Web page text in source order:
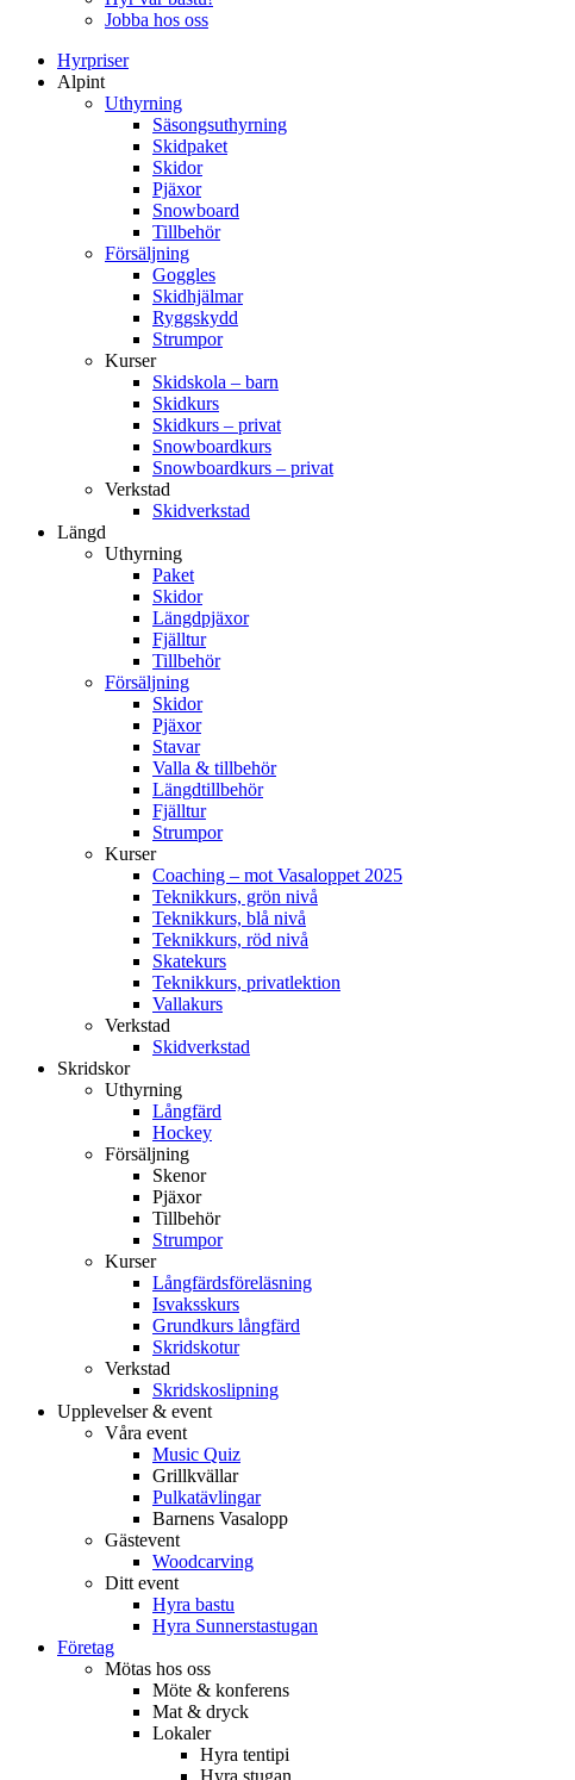
Jobba hos oss
Hyrpriser
Alpint
Uthyrning
Säsongsuthyrning
Skidpaket
Skidor
Pjäxor
Snowboard
Tillbehör
Försäljning
Goggles
Skidhjälmar
Ryggskydd
Strumpor
Kurser
Skidskola – barn
Skidkurs
Skidkurs – privat
Snowboardkurs
Snowboardkurs – privat
Verkstad
Skidverkstad
Längd
Uthyrning
Paket
Skidor
Längdpjäxor
Fjälltur
Tillbehör
Försäljning
Skidor
Pjäxor
Stavar
Valla & tillbehör
Längdtillbehör
Fjälltur
Strumpor
Kurser
Coaching – mot Vasaloppet 2025
Teknikkurs, grön nivå
Teknikkurs, blå nivå
Teknikkurs, röd nivå
Skatekurs
Teknikkurs, privatlektion
Vallakurs
Verkstad
Skidverkstad
Skridskor
Uthyrning
Långfärd
Hockey
Försäljning
Skenor
Pjäxor
Tillbehör
Strumpor
Kurser
Långfärdsföreläsning
Isvaksskurs
Grundkurs långfärd
Skridskotur
Verkstad
Skridskoslipning
Upplevelser & event
Våra event
Music Quiz
Grillkvällar
Pulkatävlingar
Barnens Vasalopp
Gästevent
Woodcarving
Ditt event
Hyra bastu
Hyra Sunnerstastugan
Företag
Mötas hos oss
Möte & konferens
Mat & dryck
Lokaler
Hyra tentipi
Hyra stugan